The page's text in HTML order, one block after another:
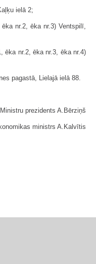
ielā 2;
nr.2, ēka nr.3) Ventspilī,
ēka nr.2, ēka nr.3, ēka nr.4)
pagastā, Lielajā ielā 88.
Ministru prezidents A.Bērziņš
ministrs A.Kalvītis